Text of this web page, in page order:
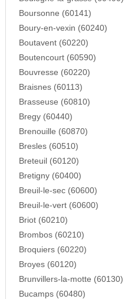
Boursonne (60141)
Boury-en-vexin (60240)
Boutavent (60220)
Boutencourt (60590)
Bouvresse (60220)
Braisnes (60113)
Brasseuse (60810)
Bregy (60440)
Brenouille (60870)
Bresles (60510)
Breteuil (60120)
Bretigny (60400)
Breuil-le-sec (60600)
Breuil-le-vert (60600)
Briot (60210)
Brombos (60210)
Broquiers (60220)
Broyes (60120)
Brunvillers-la-motte (60130)
Bucamps (60480)